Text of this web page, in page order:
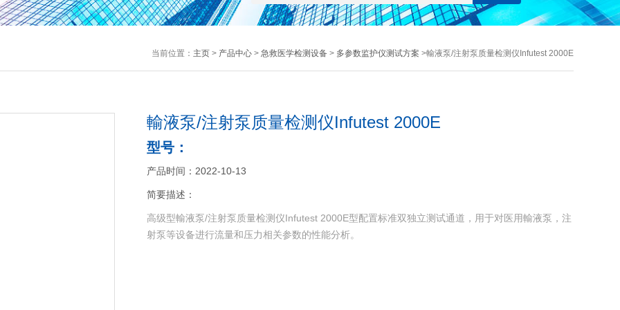
当前位置： 主页> 产品中心> 急救医学检测设备> 多参数监护仪测试方案 >輸液泵/注射泵质量检测仪Infutest 2000E
輸液泵/注射泵质量检测仪Infutest 2000E
型号：
产品时间：2022-10-13
简要描述：
高级型輸液泵/注射泵质量检测仪Infutest 2000E型配置标准双独立测试通道，用于对医用輸液泵，注
射泵等设备进行流量和压力相关参数的性能分析。